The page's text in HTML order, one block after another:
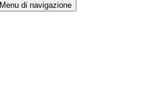
Menu di navigazione